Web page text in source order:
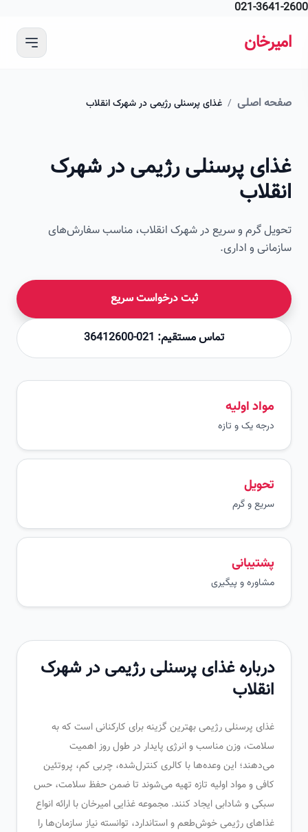
021-
اصلی / غذای پرسنلی رژیمی در شهرک انقلاب
پرسنلی رژیمی در شهرک
گرم و سریع در شهرک انقلاب، مناسب سفارش‌های
و اداری.
ثبت درخواست سریع
تماس مستقیم: 021-36412600
مواد اولیه
درجه یک و تازه
سریع و گرم
پشتیبانی
مشاوره و پیگیری
درباره غذای پرسنلی رژیمی در شهرک
انقلاب
غذای پرسنلی رژیمی بهترین گزینه برای کارکنانی است که به
سلامت، وزن مناسب و انرژی پایدار در طول روز اهمیت
می‌دهند؛ این وعده‌ها با کالری کنترل‌شده، چربی کم، پروتئین
کافی و مواد اولیه تازه تهیه می‌شوند تا ضمن حفظ سلامت، حس
سبکی و شادابی ایجاد کنند. مجموعه غذایی امیرخان با ارائه انواع
غذاهای رژیمی خوش‌طعم و استاندارد، توانسته نیاز سازمان‌ها را